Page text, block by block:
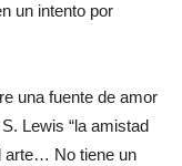
un intento por
una fuente de amor
Lewis “la amistad
arte… No tiene un